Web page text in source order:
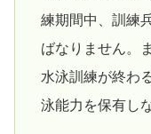
練期間中、訓練
ばなりません。
水泳訓練が終わ
泳能力を保有し